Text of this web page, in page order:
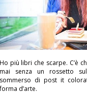
più libri che scarpe. C’è
senza un rossetto
di post it
d’arte.